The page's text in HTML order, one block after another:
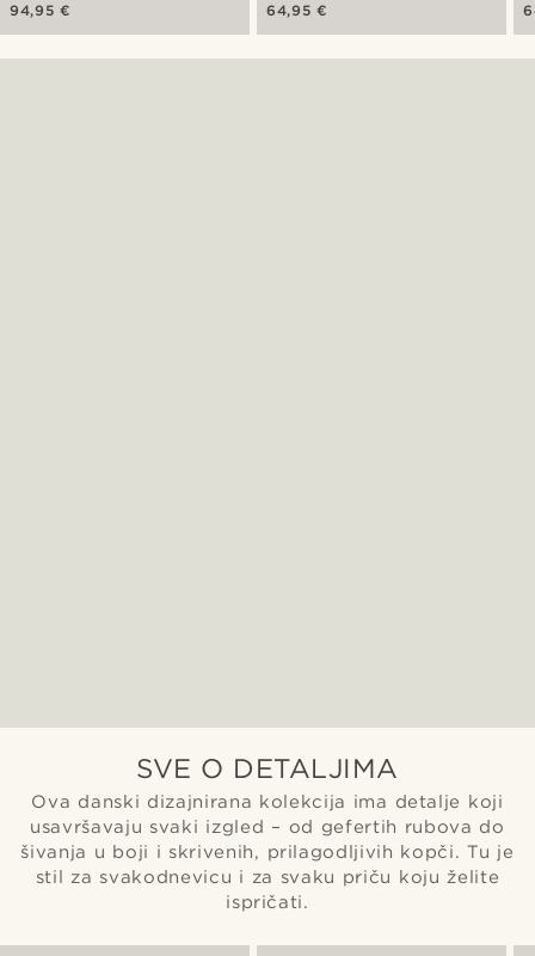
94,95 € 64,95 €
SVE O DETALJIMA
Ova danski dizajnirana kolekcija ima detalje koji
usavršavaju svaki izgled – od gefertih rubova do
šivanja u boji i skrivenih, prilagodljivih kopči. Tu je
stil za svakodnevicu i za svaku priču koju želite
ispričati.